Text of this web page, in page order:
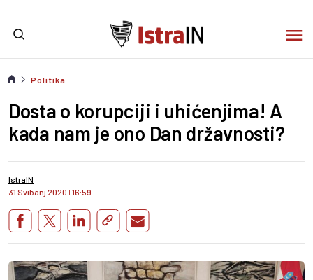
Politika
Dosta o korupciji i uhićenjima! A
kada nam je ono Dan državnosti?
IstraIN
31 Svibanj 2020 I 16:59